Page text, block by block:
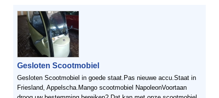
Gesloten Scootmobiel
Gesloten Scootmobiel in goede staat.Pas nieuwe accu.Staat in
Friesland, Appelscha.Mango scootmobiel NapoleonVoortaan